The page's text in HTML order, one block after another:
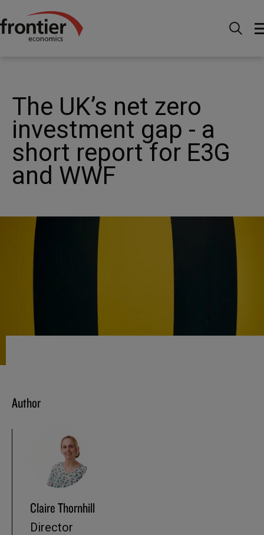
Menu Actualités et perspectives
UK’s net zero investment gap - a short report for E3G and
The UK’s net zero
investment gap - a
short report for E3G
and WWF
Author
Claire Thornhill
Director